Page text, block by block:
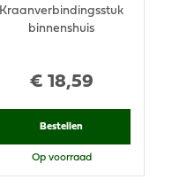
€ 18,59
Kraanverbindingsstuk
binnenshuis
Bestellen
Op voorraad